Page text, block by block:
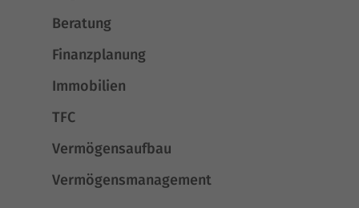
Beratung
Finanzplanung
Immobilien
TFC
Vermögensaufbau
Vermögensmanagement